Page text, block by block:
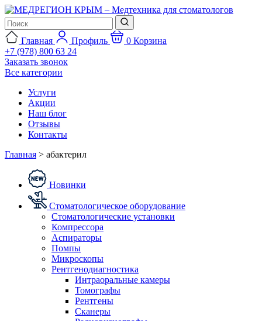
Главная Профиль 0 Корзина
+7 (978) 800 63 24
Заказать звонок
Все категории
Услуги
Акции
Наш блог
Отзывы
Контакты
Главная > абактерил
Новинки
Стоматологическое оборудование
Стоматологические установки
Компрессора
Аспираторы
Помпы
Микроскопы
Рентгенодиагностика
Интраоральные камеры
Томографы
Рентгены
Сканеры